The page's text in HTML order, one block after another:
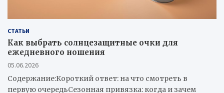
СТАТЬИ
Как выбрать солнцезащитные очки для
ежедневного ношения
05.06.2026
Содержание:Короткий ответ: на что смотреть в
первую очередьСезонная привязка: когда и зачем